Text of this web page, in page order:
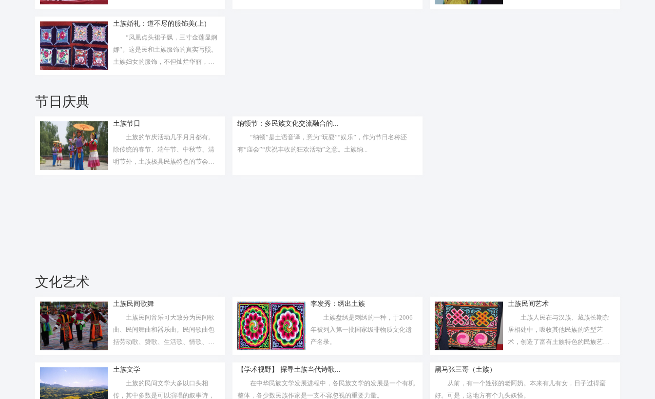
土族婚礼：道不尽的服饰美(上)
“凤凰点头裙子飘，三寸金莲显婀
娜”。这是民和土族服饰的真实写照。
土族妇女的服饰，不但灿烂华丽，其
节日庆典
土族节日
土族的节庆活动几乎月月都有。
除传统的春节、端午节、中秋节、清
明节外，土族极具民族特色的节会还
纳顿节：多民族文化交流融合的...
“纳顿”是土语音译，意为“玩耍”“娱乐”，作为节日名称还
有“庙会”“庆祝丰收的狂欢活动”之意。土族纳...
文化艺术
土族民间歌舞
土族民间音乐可大致分为民间歌
曲、民间舞曲和器乐曲。民间歌曲包
括劳动歌、赞歌、生活歌、情歌、仪
李发秀：绣出土族
土族盘绣是刺绣的一种，于2006
年被列入第一批国家级非物质文化遗
产名录。
土族民间艺术
土族人民在与汉族、藏族长期杂
居相处中，吸收其他民族的造型艺
术，创造了富有土族特色的民族艺
土族文学
土族的民间文学大多以口头相
传，其中多数是可以演唱的叙事诗，
【学术视野】 探寻土族当代诗歌...
在中华民族文学发展进程中，各民族文学的发展是一个有机
整体，各少数民族作家是一支不容忽视的重要力量。
黑马张三哥（土族）
从前，有一个姓张的老阿奶。本来有儿有女，日子过得蛮
好。可是，这地方有个九头妖怪。